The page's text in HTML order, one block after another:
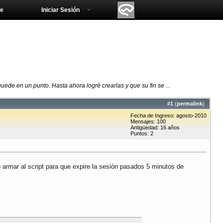
Iniciar Sesión
en un punto. Hasta ahora logré crearlas y que su fin se ...
#1 (permalink)
Fecha de Ingreso: agosto-2010
Mensajes: 100
Antigüedad: 16 años
Puntos: 2
al script para que expire la sesión pasados 5 minutos de